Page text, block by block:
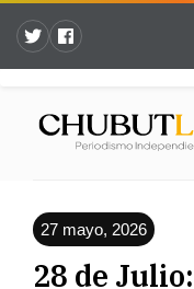
27 mayo, 2026
28 de